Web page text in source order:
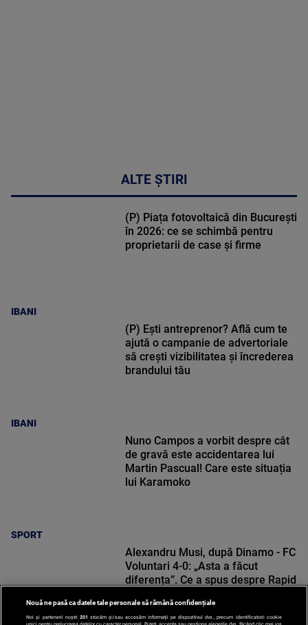
ALTE ȘTIRI
IBANI
(P) Piața fotovoltaică din București
în 2026: ce se schimbă pentru
proprietarii de case și firme
IBANI
(P) Ești antreprenor? Află cum te
ajută o campanie de advertoriale
să crești vizibilitatea și încrederea
brandului tău
SPORT
Nuno Campos a vorbit despre cât
de gravă este accidentarea lui
Martin Pascual! Care este situația
lui Karamoko
Alexandru Musi, după Dinamo - FC
Voluntari 4-0: „Asta a făcut
diferența”. Ce a spus despre Rapid
Nouă ne pasă ca datele tale personale să rămână confidențiale
Noi și partenerii noștri 201 stocăm și/sau accesăm informații pe dispozitivul dvs., precum identificatorii cookie
unici pentru prelucrarea datelor cu caracter personal. Puteți accepta sau gestiona alegerile dvs. făcând clic mai jos